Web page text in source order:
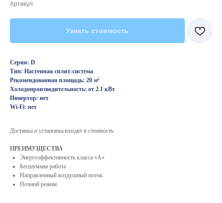
Артикул:
Узнать стоимость
Доставка и установка входят в стоимость
ПРЕИМУЩЕСТВА
Энергоэффективность класса «A»
Бесшумная работа
Направленный воздушный поток
Ночной режим
Серия: D
Тип: Настенная сплит-система
Рекомендованная площадь: 20 м²
Холодопроизводительность: от 2.1 кВт
Инвертор: нет
Wi-Fi: нет